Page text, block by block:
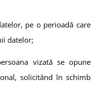
pe o perioadă care
datelor;
vizată se opune
solicitând în schimb